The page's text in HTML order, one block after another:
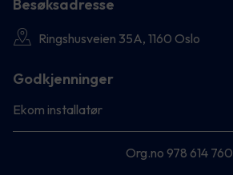
Besøksadresse
Ringshusveien 35A, 1160 Oslo
Godkjenninger
Ekom installatør
Org.no 978 614 760